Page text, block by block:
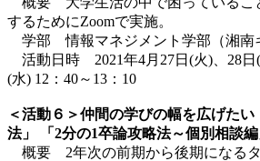
するためにZoomで実施。
学部 情報マネジメント学部（湘南
活動日時 2021年4月27日(火)、28日(
(水) 12：40～13：10
＜活動６＞仲間の学びの幅を広げた
法」 「2分の1卒論攻略法～個別相談編
概要 2年次の前期から後期になる